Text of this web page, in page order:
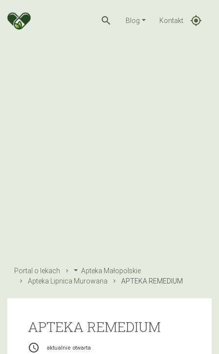
search Blog Kontakt gps_fixed
Portal o lekach
Apteka Małopolskie
Apteka Lipnica Murowana
APTEKA REMEDIUM
APTEKA REMEDIUM
access_time aktualnie otwarta